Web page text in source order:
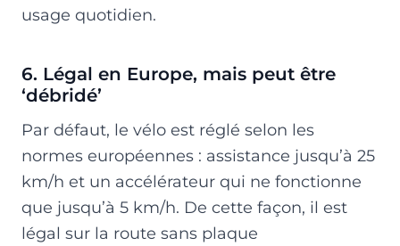
usage quotidien.
6. Légal en Europe, mais peut être
‘débridé’
Par défaut, le vélo est réglé selon les
normes européennes : assistance jusqu’à 25
km/h et un accélérateur qui ne fonctionne
que jusqu’à 5 km/h. De cette façon, il est
légal sur la route sans plaque